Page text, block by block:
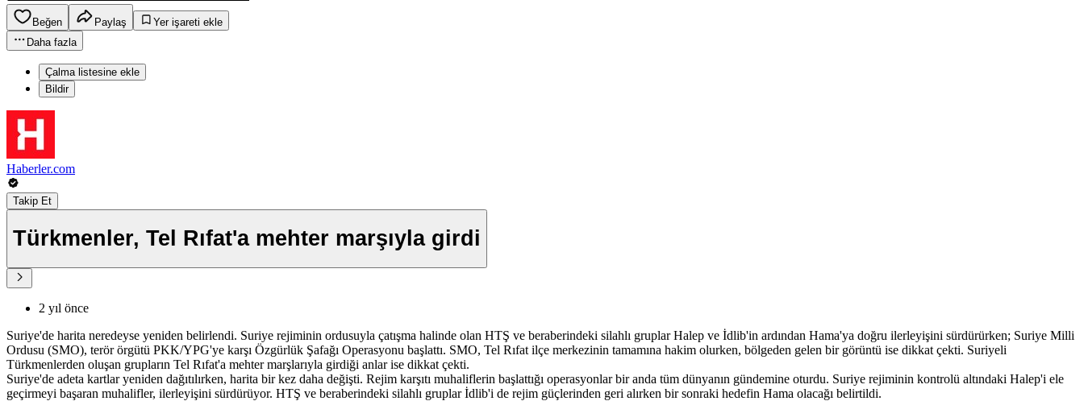
Beğen Paylaş
Yer işareti ekle
Daha fazla
Çalma listesine ekle
Bildir
Haberler.com
Takip Et
Türkmenler, Tel Rıfat'a mehter marşıyla girdi
2 yıl önce
Suriye'de harita neredeyse yeniden belirlendi. Suriye rejiminin ordusuyla çatışma halinde olan HTŞ ve beraberindeki silahlı gruplar Halep ve İdlib'in ardından Hama'ya doğru ilerleyişini sürdürürken; Suriye Milli
Ordusu (SMO), terör örgütü PKK/YPG'ye karşı Özgürlük Şafağı Operasyonu başlattı. SMO, Tel Rıfat ilçe merkezinin tamamına hakim olurken, bölgeden gelen bir görüntü ise dikkat çekti. Suriyeli
Türkmenlerden oluşan grupların Tel Rıfat'a mehter marşlarıyla girdiği anlar ise dikkat çekti.
Suriye'de adeta kartlar yeniden dağıtılırken, harita bir kez daha değişti. Rejim karşıtı muhaliflerin başlattığı operasyonlar bir anda tüm dünyanın gündemine oturdu. Suriye rejiminin kontrolü altındaki Halep'i ele
geçirmeyi başaran muhalifler, ilerleyişini sürdürüyor. HTŞ ve beraberindeki silahlı gruplar İdlib'i de rejim güçlerinden geri alırken bir sonraki hedefin Hama olacağı belirtildi.